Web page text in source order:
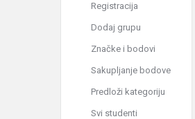
Registracija
Dodaj grupu
Značke i bodovi
Sakupljanje bodove
Predloži kategoriju
Svi studenti